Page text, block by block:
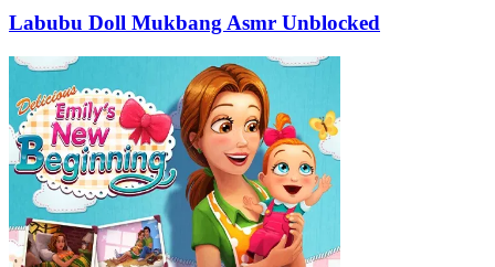
Labubu Doll Mukbang Asmr Unblocked